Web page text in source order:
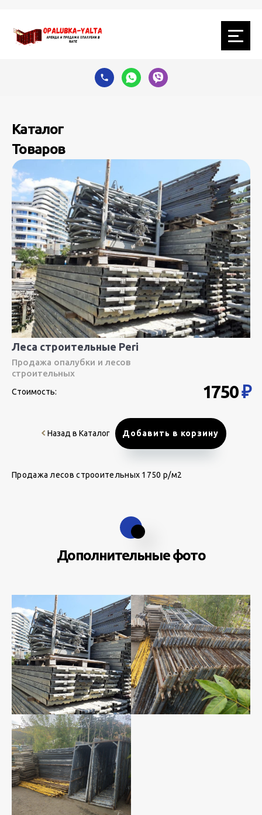
Каталог
Товаров
Леса строительные Peri
Продажа опалубки и лесов
строительных
Стоимость: 1750₽
Назад в Каталог Добавить в корзину
Продажа лесов строоительных 1750 р/м2
Дополнительные фото